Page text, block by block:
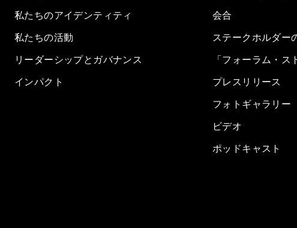
私たちのアイデンティティ
私たちの活動
リーダーシップとガバナンス
インパクト
会合
ステークホルダー
「フォーラム・ス
プレスリリース
フォトギャラリー
ビデオ
ポッドキャスト